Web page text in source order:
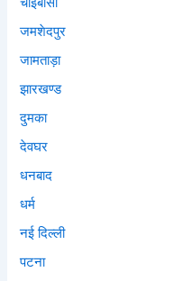
जमशेदपुर
जामताड़ा
झारखण्ड
दुमका
देवघर
धनबाद
धर्म
नई दिल्ली
पटना